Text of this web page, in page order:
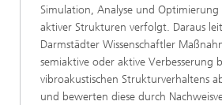
Simulation, Analyse und Optimierung
aktiver Strukturen verfolgt. Daraus
Darmstädter Wissenschaftler
semiaktive oder aktive Verbesserung
vibroakustischen Strukturverhaltens
und bewerten diese durch